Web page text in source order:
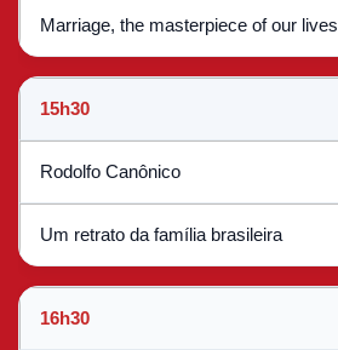
Marriage, the masterpiece of our lives
15h30
Rodolfo Canônico
Um retrato da família brasileira
16h30